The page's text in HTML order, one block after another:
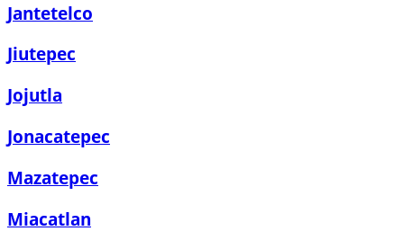
Jantetelco
Jiutepec
Jojutla
Jonacatepec
Mazatepec
Miacatlan